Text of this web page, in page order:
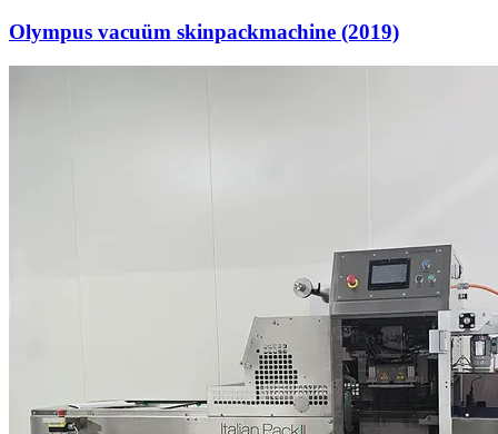
Olympus vacuüm skinpackmachine (2019)